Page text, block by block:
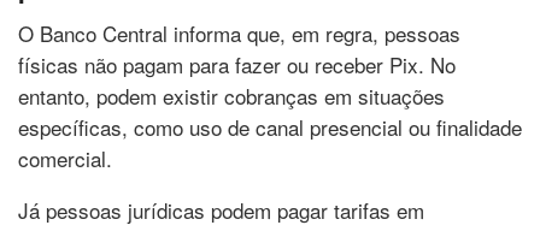
O Banco Central informa que, em regra, pessoas
físicas não pagam para fazer ou receber Pix. No
entanto, podem existir cobranças em situações
específicas, como uso de canal presencial ou finalidade
comercial.
Já pessoas jurídicas podem pagar tarifas em